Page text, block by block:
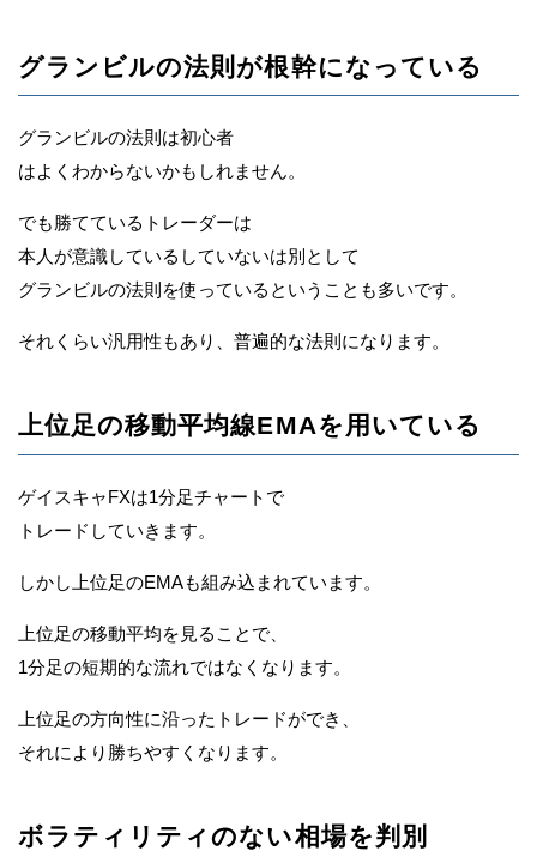
グランビルの法則が根幹になっている
グランビルの法則は初心者
はよくわからないかもしれません。
でも勝てているトレーダーは
本人が意識しているしていないは別として
グランビルの法則を使っているということも多いです。
それくらい汎用性もあり、普遍的な法則になります。
上位足の移動平均線EMAを用いている
ゲイスキャFXは1分足チャートで
トレードしていきます。
しかし上位足のEMAも組み込まれています。
上位足の移動平均を見ることで、
1分足の短期的な流れではなくなります。
上位足の方向性に沿ったトレードができ、
それにより勝ちやすくなります。
ボラティリティのない相場を判別